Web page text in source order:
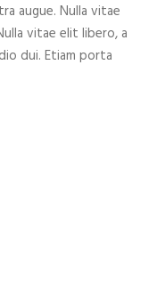
augue. Nulla vitae
vitae elit libero, a
dui. Etiam porta